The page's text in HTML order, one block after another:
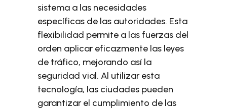
sistema a las necesidades
específicas de las autoridades. Esta
flexibilidad permite a las fuerzas del
orden aplicar eficazmente las leyes
de tráfico, mejorando así la
seguridad vial. Al utilizar esta
tecnología, las ciudades pueden
garantizar el cumplimiento de las